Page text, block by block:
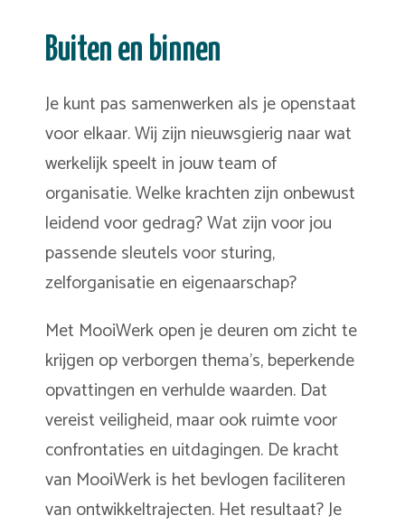
Buiten en binnen
Je kunt pas samenwerken als je openstaat
voor elkaar. Wij zijn nieuwsgierig naar wat
werkelijk speelt in jouw team of
organisatie. Welke krachten zijn onbewust
leidend voor gedrag? Wat zijn voor jou
passende sleutels voor sturing,
zelforganisatie en eigenaarschap?
Met MooiWerk open je deuren om zicht te
krijgen op verborgen thema’s, beperkende
opvattingen en verhulde waarden. Dat
vereist veiligheid, maar ook ruimte voor
confrontaties en uitdagingen. De kracht
van MooiWerk is het bevlogen faciliteren
van ontwikkeltrajecten. Het resultaat? Je